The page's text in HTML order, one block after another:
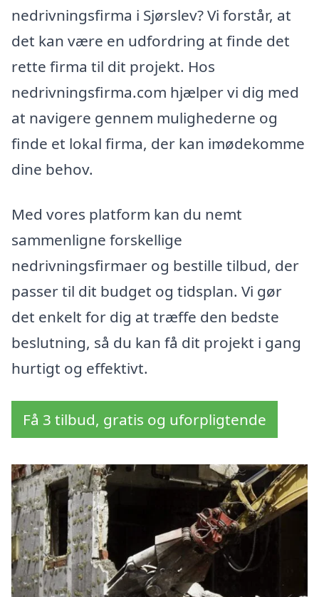
nedrivningsfirma i Sjørslev? Vi forstår, at
det kan være en udfordring at finde det
rette firma til dit projekt. Hos
nedrivningsfirma.com hjælper vi dig med
at navigere gennem mulighederne og
finde et lokal firma, der kan imødekomme
dine behov.
Med vores platform kan du nemt
sammenligne forskellige
nedrivningsfirmaer og bestille tilbud, der
passer til dit budget og tidsplan. Vi gør
det enkelt for dig at træffe den bedste
beslutning, så du kan få dit projekt i gang
hurtigt og effektivt.
Få 3 tilbud, gratis og uforpligtende